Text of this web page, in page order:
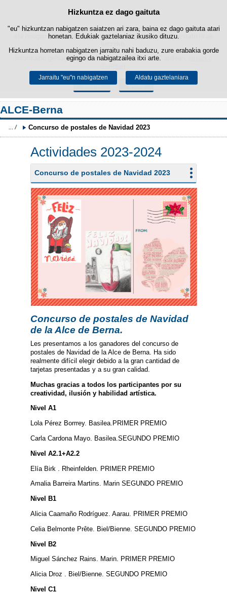
Cookie politika
Webgune honek berezko cookie-ak erabiltzen ditu nabigazioa errazteko
eta hirugarrenen cookie-ak erabilera- eta gogobetetasun-estatistikak
Informazio gehiago lor dezakezu gure "Cookie-ak" atalean,
Onartu Ukatu
Hizkuntza ez dago gaituta
"eu" hizkuntzan nabigatzen saiatzen ari zara, baina ez dago gaituta atari
honetan. Edukiak gaztelaniaz ikusiko dituzu.
Hizkuntza horretan nabigatzen jarraitu nahi baduzu, zure erabakia gorde
egingo da nabigatzailea itxi arte.
Jarraitu "eu"n nabigatzen Aldatu gaztelaniara
Edukira salto egin
ALCE-Berna
Concurso de postales de Navidad 2023
Actividades 2023-2024
Concurso de postales de Navidad 2023
Concurso de postales de Navidad
de la Alce de Berna.
Les presentamos a los ganadores del concurso de
postales de Navidad de la Alce de Berna. Ha sido
realmente difícil elegir debido a la gran cantidad de
tarjetas presentadas y a su gran calidad.
Muchas gracias a todos los participantes por su
creatividad, ilusión y habilidad artística.
Nivel A1
Lola Pérez Borrrey. Basilea.PRIMER PREMIO
Carla Cardona Mayo. Basilea.SEGUNDO PREMIO
Nivel A2.1+A2.2
Elía Birk . Rheinfelden. PRIMER PREMIO
Amalia Barreira Martins. Marin SEGUNDO PREMIO
Nivel B1
Alicia Caamaño Rodríguez. Aarau. PRIMER PREMIO
Celia Belmonte Prête. Biel/Bienne. SEGUNDO PREMIO
Nivel B2
Miguel Sánchez Rains. Marin. PRIMER PREMIO
Alicia Droz . Biel/Bienne. SEGUNDO PREMIO
Nivel C1